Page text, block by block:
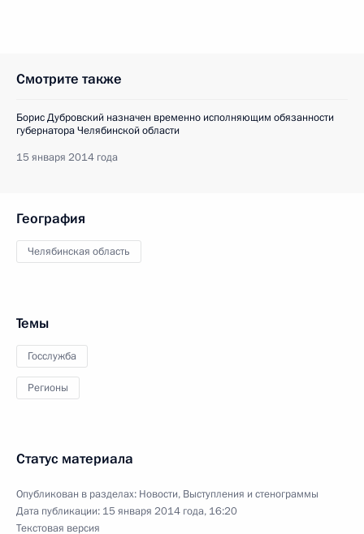
Смотрите также
Борис Дубровский назначен временно исполняющим обязанности
губернатора Челябинской области
15 января 2014 года
География
Челябинская область
Темы
Госслужба
Регионы
Статус материала
Опубликован в разделах: Новости, Выступления и стенограммы
Дата публикации: 15 января 2014 года, 16:20
Текстовая версия